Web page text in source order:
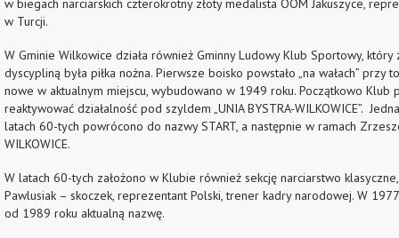
w biegach narciarskich czterokrotny złoty medalista OOM Jakuszyce,
w Turcji.
W Gminie Wilkowice działa również Gminny Ludowy Klub Sportowy,
dyscypliną była piłka nożna. Pierwsze boisko powstało „na wałach”
nowe w aktualnym miejscu, wybudowano w 1949 roku. Początkowo Klub
reaktywować działalność pod szyldem „UNIA BYSTRA-WILKOWICE”.
latach 60-tych powrócono do nazwy START, a następnie w ramach
WILKOWICE.
W latach 60-tych założono w Klubie również sekcję narciarstwo
Pawlusiak – skoczek, reprezentant Polski, trener kadry narodowej. W
od 1989 roku aktualną nazwę.